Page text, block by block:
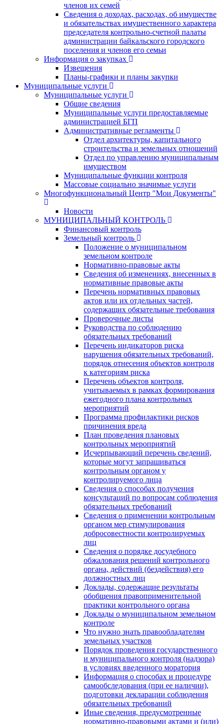
членов их семей
Сведения о доходах, расходах, об имуществе
и обязательствах имущественного характера
председателя контрольно-счетной палаты
администрации байкальского городского
поселения и членов его семьи
Информация о закупках
Извещения
Планы-графики и планы закупки
Муниципальные услуги
Муниципальные услуги
Общие сведения
Муниципальные услуги предоставляемые
администрацией БГП
Административные регламенты
Отдел архитектуры, капитального
строительства и земельных отношений
Отдел по управлению муниципальным
имуществом
Муниципальные функции контроля
Массовые социально значимые услуги
Многофункциональный Центр "Мои Документы"
Новости
МУНИЦИПАЛЬНЫЙ КОНТРОЛЬ
Финансовый контроль
Земельный контроль
Положение о муниципальном
земельном контроле
Нормативно-правовые акты
Сведения об изменениях, внесенных в
нормативные правовые акты
Перечень нормативных правовых
актов или их отдельных частей,
содержащих обязательные требования
Проверочные листы
Руководства по соблюдению
обязательных требований
Перечень индикаторов риска
нарушения обязательных требований,
порядок отнесения объектов контроля
к категориям риска
Перечень объектов контроля,
учитываемых в рамках формирования
ежегодного плана контрольных
мероприятий
Программа профилактики рисков
причинения вреда
План проведения плановых
контрольных мероприятий
Исчерпывающий перечень сведений,
которые могут запрашиваться
контрольным органом у
контролируемого лица
Сведения о способах получения
консультаций по вопросам соблюдения
обязательных требований
Сведения о применении контрольным
органом мер стимулирования
добросовестности контролируемых
лиц
Сведения о порядке досудебного
обжалования решений контрольного
органа, действий (бездействия) его
должностных лиц
Доклады, содержащие результаты
обобщения правоприменительной
практики контрольного органа
Доклады о муниципальном земельном
контроле
Что нужно знать правообладателям
земельных участков
Порядок проведения государственного
и муниципального контроля (надзора)
в условиях введенного моратория
Информация о способах и процедуре
самообследования (при ее наличии),
подготовки декларации соблюдения
обязательных требований
Иные сведения, предусмотренные
нормативно-правовыми актами и (или)